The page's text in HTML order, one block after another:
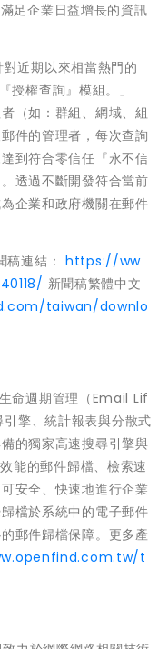
足企業日益增長的資訊
近期以來相當熱門的
授權查詢』模組。」
（如：群組、網域、組
件的管理者，每次查詢
到符合零信任『永不信
透過不斷開發符合當前
企業和政府機關在郵件
連結： https://ww
新聞稿繁體中文
taiwan/downlo
命週期管理（Email Lif
擎、統計報表與分散式
的獨家高速搜尋引擎與
能的郵件歸檔、檢索速
安全、快速地進行企業
檔於系統中的電子郵件
郵件歸檔保障。更多產
t